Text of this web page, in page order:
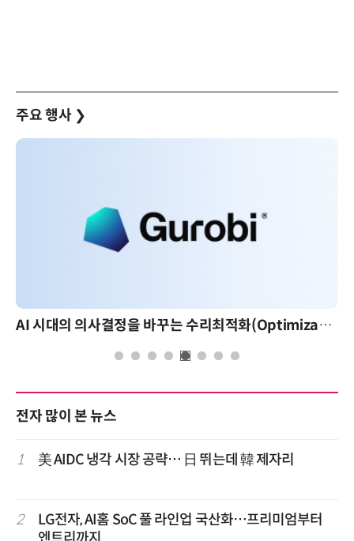
주요 행사 ❯
AI 시대의 의사결정을 바꾸는 수리최적화(Optimization): 실제 산업 적용 사례와 활용 전략
전자 많이 본 뉴스
1 美 AIDC 냉각 시장 공략… 日 뛰는데 韓 제자리
2
LG전자, AI홈 SoC 풀 라인업 국산화…프리미엄부터